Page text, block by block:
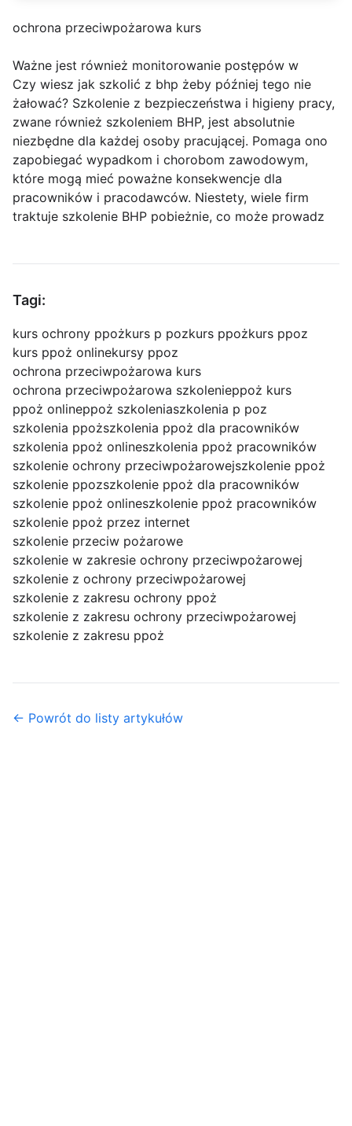
ochrona przeciwpożarowa kurs
Ważne jest również monitorowanie postępów w
Czy wiesz jak szkolić z bhp żeby później tego nie
żałować? Szkolenie z bezpieczeństwa i higieny pracy,
zwane również szkoleniem BHP, jest absolutnie
niezbędne dla każdej osoby pracującej. Pomaga ono
zapobiegać wypadkom i chorobom zawodowym,
które mogą mieć poważne konsekwencje dla
pracowników i pracodawców. Niestety, wiele firm
traktuje szkolenie BHP pobieżnie, co może prowadz
Tagi:
kurs ochrony ppożkurs p pozkurs ppożkurs ppoz
kurs ppoż onlinekursy ppoz
ochrona przeciwpożarowa kurs
ochrona przeciwpożarowa szkolenieppoż kurs
ppoż onlineppoż szkoleniaszkolenia p poz
szkolenia ppoższkolenia ppoż dla pracowników
szkolenia ppoż onlineszkolenia ppoż pracowników
szkolenie ochrony przeciwpożarowejszkolenie ppoż
szkolenie ppozszkolenie ppoż dla pracowników
szkolenie ppoż onlineszkolenie ppoż pracowników
szkolenie ppoż przez internet
szkolenie przeciw pożarowe
szkolenie w zakresie ochrony przeciwpożarowej
szkolenie z ochrony przeciwpożarowej
szkolenie z zakresu ochrony ppoż
szkolenie z zakresu ochrony przeciwpożarowej
szkolenie z zakresu ppoż
← Powrót do listy artykułów